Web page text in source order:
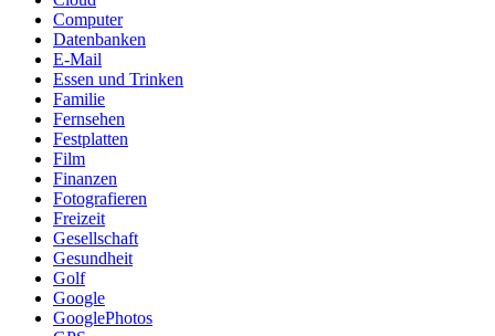
Computer
Datenbanken
E-Mail
Essen und Trinken
Familie
Fernsehen
Festplatten
Film
Finanzen
Fotografieren
Freizeit
Gesellschaft
Gesundheit
Golf
Google
GooglePhotos